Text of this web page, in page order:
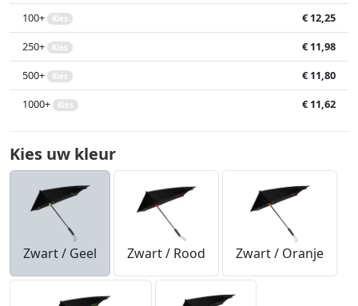
€ 12,25
100+ Kies
€ 11,98
250+ Kies
€ 11,80
500+ Kies
€ 11,62
1000+ Kies
Kies uw kleur
Zwart / Geel Zwart / Rood Zwart / Oranje